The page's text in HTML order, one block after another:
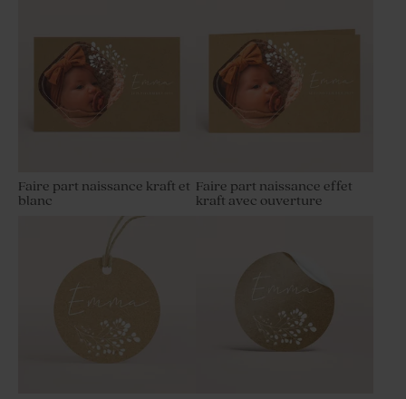
Faire part naissance kraft et
blanc
Faire part naissance effet
kraft avec ouverture